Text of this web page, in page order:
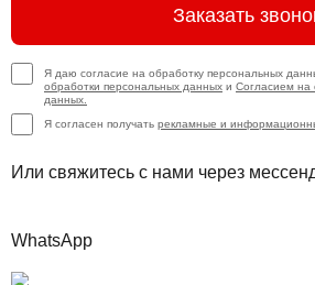
Заказать
Я даю согласие на обработку персональных
обработки персональных данных и Согласием на
данных.
Я согласен получать рекламные и
Или свяжитесь с нами через
WhatsApp